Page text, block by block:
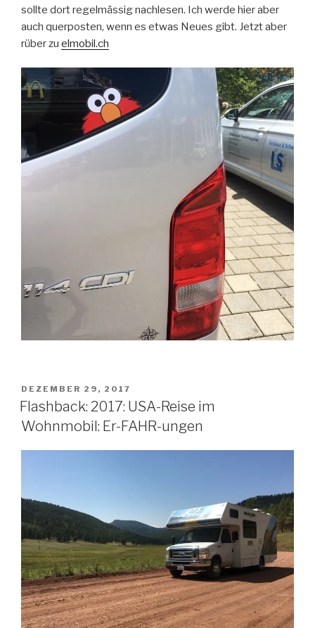
sollte dort regelmässig nachlesen. Ich werde hier aber
auch querposten, wenn es etwas Neues gibt. Jetzt aber
rüber zu elmobil.ch
VERÖFFENTLICHT
AM
DEZEMBER 29, 2017
Flashback: 2017: USA-Reise im
Wohnmobil: Er-FAHR-ungen